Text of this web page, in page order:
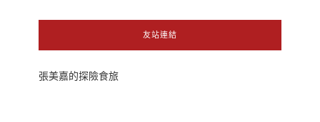
友站連結
張美嘉的探險食旅